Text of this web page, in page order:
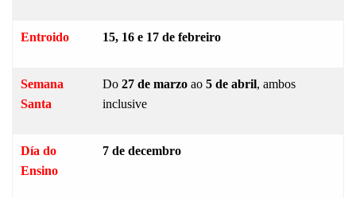
Entroido 15, 16 e 17 de febreiro
Semana
Santa
Do 27 de marzo ao 5 de abril, ambos
inclusive
Día do
Ensino
7 de decembro